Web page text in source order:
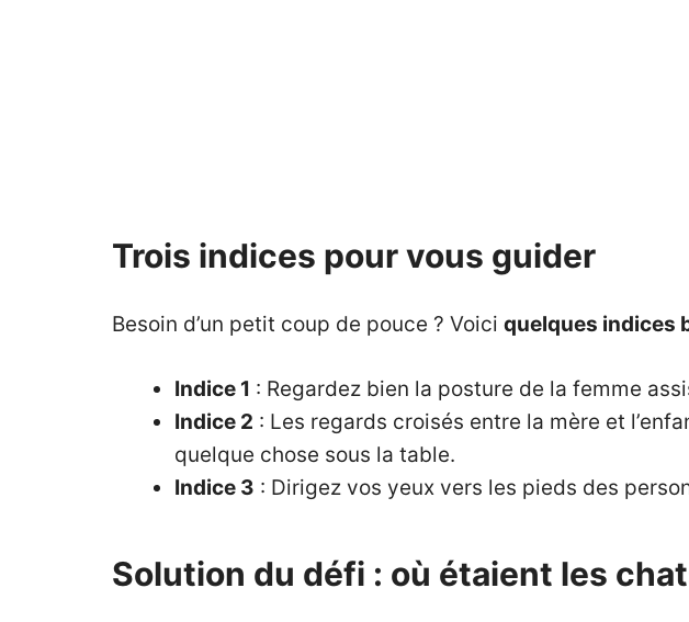
Trois indices pour vous guider
Besoin d’un petit coup de pouce ? Voici quelques indices
Indice 1 : Regardez bien la posture de la femme
Indice 2 : Les regards croisés entre la mère et
quelque chose sous la table.
Indice 3 : Dirigez vos yeux vers les pieds des
Solution du défi : où étaient les